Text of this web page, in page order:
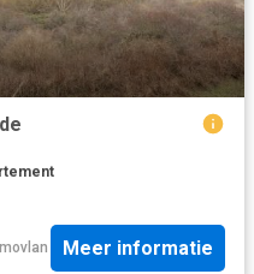
Meer informatie